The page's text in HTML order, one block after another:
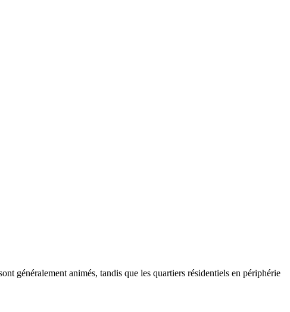
généralement animés, tandis que les quartiers résidentiels en périphérie